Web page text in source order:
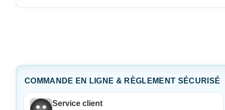
COMMANDE EN LIGNE & RÈGLEMENT SÉCURISÉ
Service client